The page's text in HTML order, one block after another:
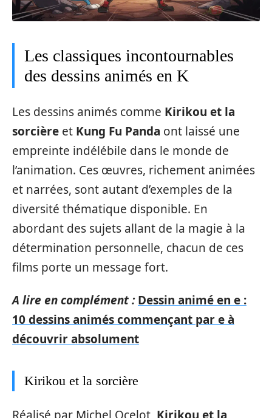
Les classiques incontournables
des dessins animés en K
Les dessins animés comme Kirikou et la
sorcière et Kung Fu Panda ont laissé une
empreinte indélébile dans le monde de
l’animation. Ces œuvres, richement animées
et narrées, sont autant d’exemples de la
diversité thématique disponible. En
abordant des sujets allant de la magie à la
détermination personnelle, chacun de ces
films porte un message fort.
A lire en complément : Dessin animé en e :
10 dessins animés commençant par e à
découvrir absolument
Kirikou et la sorcière
Réalisé par Michel Ocelot, Kirikou et la